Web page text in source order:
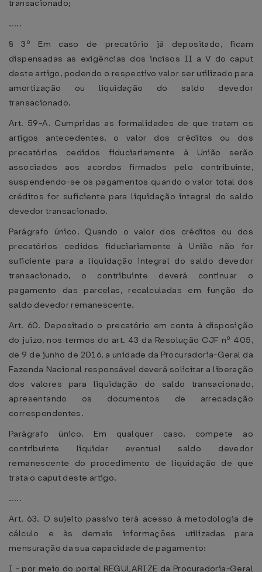
transacionado;
.....
§ 3º Em caso de precatório já depositado, ficam
dispensadas as exigências dos incisos II a V do caput
deste artigo, podendo o respectivo valor ser utilizado para
amortização ou liquidação do saldo devedor
transacionado.
Art. 59-A. Cumpridas as formalidades de que tratam os
artigos antecedentes, o valor dos créditos ou dos
precatórios cedidos fiduciariamente à União serão
associados aos acordos firmados pelo contribuinte,
suspendendo-se os pagamentos quando o valor total dos
créditos for suficiente para liquidação integral do saldo
devedor transacionado.
Parágrafo único. Quando o valor dos créditos ou dos
precatórios cedidos fiduciariamente à União não for
suficiente para a liquidação integral do saldo devedor
transacionado, o contribuinte deverá continuar o
pagamento das parcelas, recalculadas em função do
saldo devedor remanescente.
Art. 60. Depositado o precatório em conta à disposição
do juízo, nos termos do art. 43 da Resolução CJF nº 405,
de 9 de junho de 2016, a unidade da Procuradoria-Geral da
Fazenda Nacional responsável deverá solicitar a liberação
dos valores para liquidação do saldo transacionado,
apresentando os documentos de arrecadação
correspondentes.
Parágrafo único. Em qualquer caso, compete ao
contribuinte liquidar eventual saldo devedor
remanescente do procedimento de liquidação de que
trata o caput deste artigo.
.....
Art. 63. O sujeito passivo terá acesso à metodologia de
cálculo e às demais informações utilizadas para
mensuração da sua capacidade de pagamento:
I - por meio do portal REGULARIZE da Procuradoria-Geral